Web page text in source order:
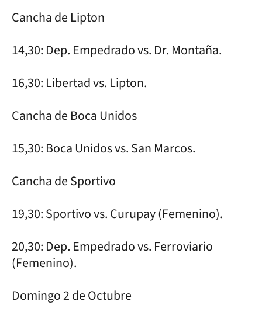
Cancha de Lipton
14,30: Dep. Empedrado vs. Dr. Montaña.
16,30: Libertad vs. Lipton.
Cancha de Boca Unidos
15,30: Boca Unidos vs. San Marcos.
Cancha de Sportivo
19,30: Sportivo vs. Curupay (Femenino).
20,30: Dep. Empedrado vs. Ferroviario
(Femenino).
Domingo 2 de Octubre